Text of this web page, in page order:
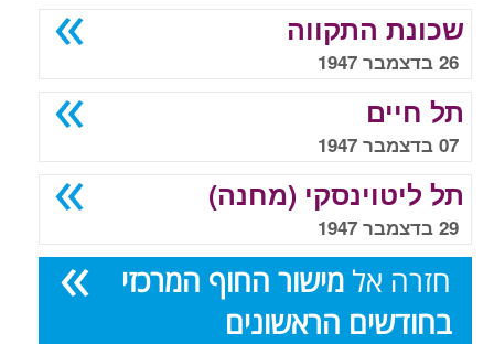
שכונת התקווה
26 בדצמבר 1947
תל חיים
07 בדצמבר 1947
תל ליטוינסקי (מחנה)
29 בדצמבר 1947
חזרה אל מישור החוף המרכזי
בחודשים הראשונים